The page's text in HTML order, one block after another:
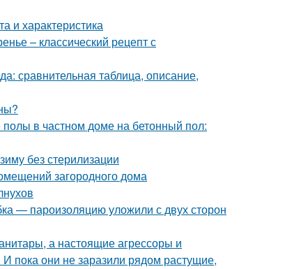
и характеристика
– классический рецепт с
сравнительная таблица, описание,
в частном доме на бетонный пол:
без стерилизации
загородного дома
— пароизоляцию уложили с двух сторон
а настоящие агрессоры и
пока они не заразили рядом растущие,